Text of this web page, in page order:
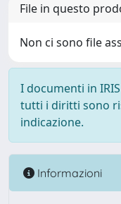
File in questo
Non ci sono file
I documenti in
tutti i diritti sono
indicazione.
Informazioni